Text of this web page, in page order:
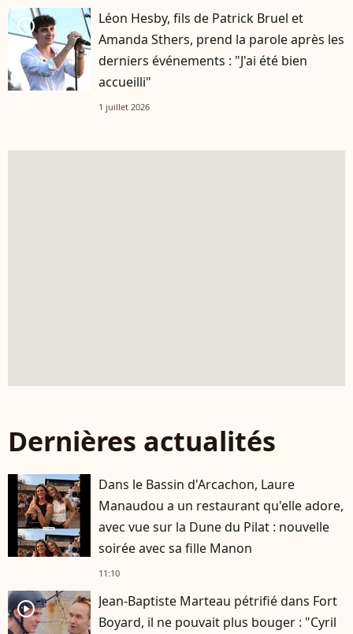
player2
Léon Hesby, fils de Patrick Bruel et
Amanda Sthers, prend la parole après les
derniers événements : "J'ai été bien
accueilli"
1 juillet 2026
Dernières actualités
Dans le Bassin d'Arcachon, Laure
Manaudou a un restaurant qu'elle adore,
avec vue sur la Dune du Pilat : nouvelle
soirée avec sa fille Manon
11:10
player2
Jean-Baptiste Marteau pétrifié dans Fort
Boyard, il ne pouvait plus bouger : "Cyril